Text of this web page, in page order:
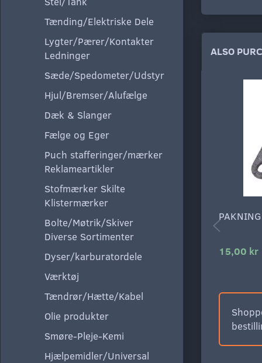
Tænding/Elektriske Dele
Lygter/Pærer/Kontakter
Ledninger
Sæde/Spedometer/Udstyr
Hjul/Bremser/Alufælge
Dæk & Slanger
Fælge og Eger
Puch stafferinger/mærker
Reklameartikler
Stofmærker Skilte
Klistermærker
Bolte/Møtrik/Skiver
Diverse Sortimenter
Dyser/karburatordele
Værktøj
Tændrør/Hætte/Kabel
Olie produkter
Smøre-Pleje-Kemi
Hjælpemidler/Universal
ALSO
15,00 kr